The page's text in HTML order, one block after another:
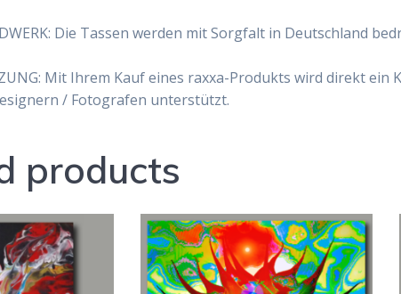
Die Tassen werden mit Sorgfalt in Deutschland
Mit Ihrem Kauf eines raxxa-Produkts wird direkt
/ Fotografen unterstützt.
products